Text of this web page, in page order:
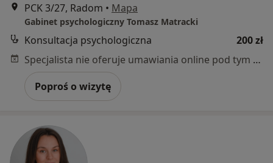
PCK 3/27, Radom • Mapa
Gabinet psychologiczny Tomasz Matracki
Konsultacja psychologiczna
200 zł
Specjalista nie oferuje umawiania online pod tym adresem.
Poproś o wizytę